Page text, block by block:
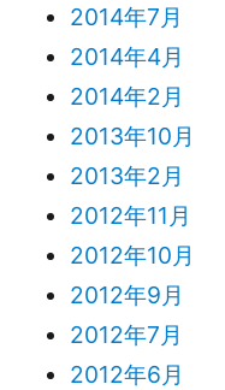
2014年7月
2014年4月
2014年2月
2013年10月
2013年2月
2012年11月
2012年10月
2012年9月
2012年7月
2012年6月